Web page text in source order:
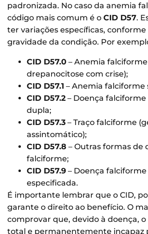
padronizada. No caso da anemia
código mais comum é o CID D57.
ter variações específicas, conforme
gravidade da condição. Por
CID D57.0 – Anemia
drepanocitose com crise);
CID D57.1 – Anemia falciforme
CID D57.2 – Doença
dupla;
CID D57.3 – Traço falciforme
assintomático);
CID D57.8 – Outras formas de
falciforme;
CID D57.9 – Doença
especificada.
É importante lembrar que o CID,
garante o direito ao benefício. O
comprovar que, devido à doença,
total e permanentemente incapaz